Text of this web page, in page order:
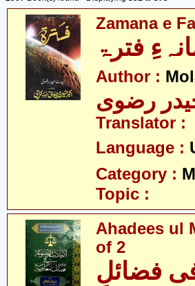
Zamana e
فترۃ
Author :
رضوی
Translator :
Language :
Category :
Topic :
Ahadees ul
of 2
فضائلِ